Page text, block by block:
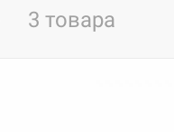
3 товара